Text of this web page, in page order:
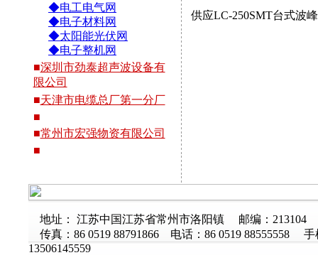
◆电工电气网
◆电子材料网
◆太阳能光伏网
◆电子整机网
■深圳市劲泰超声波设备有
限公司
■天津市电缆总厂第一分厂
■
■常州市宏强物资有限公司
■
供应LC-250SMT台式波
地址： 江苏中国江苏省常州市洛阳镇 邮编：213104
传真：86 0519 88791866 电话：86 0519 88555558 手
13506145559